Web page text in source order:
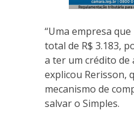
“Uma empresa
total de R$ 3.183,
a ter um crédito de
explicou Rerisson,
mecanismo de
salvar o Simples.